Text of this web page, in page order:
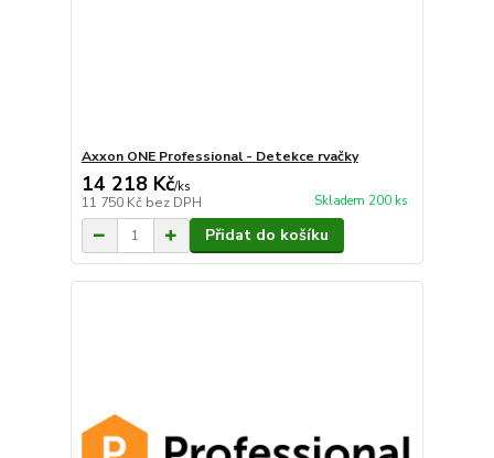
Axxon ONE Professional - Detekce rvačky
14 218 Kč/ks
11 750 Kč bez DPH Skladem 200 ks
Přidat do košíku